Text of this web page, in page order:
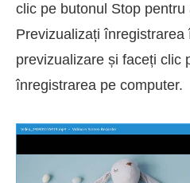
clic pe butonul Stop
Previzualizați înregistrarea
previzualizare și faceți clic
înregistrarea pe computer.